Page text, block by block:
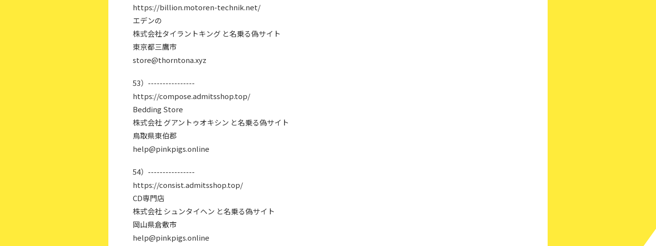
https://billion.motoren-technik.net/
エデンの
株式会社タイラントキング と名乗る偽サイト
東京都三鷹市
store@thorntona.xyz
53）----------------
https://compose.admitsshop.top/
Bedding Store
株式会社 グアントゥオキシン と名乗る偽サイト
鳥取県東伯郡
help@pinkpigs.online
54）----------------
https://consist.admitsshop.top/
CD専門店
株式会社 シュンタイヘン と名乗る偽サイト
岡山県倉敷市
help@pinkpigs.online